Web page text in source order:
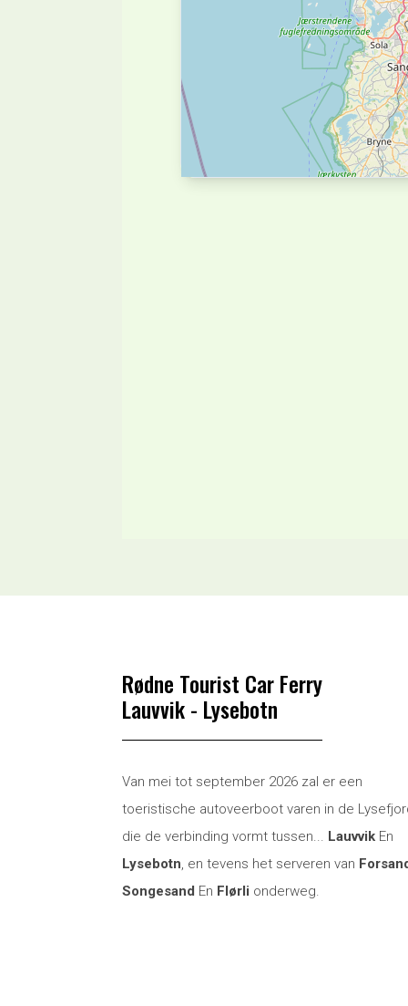
Rødne Tourist Car Ferry
Lauvvik - Lysebotn
Van mei tot september 2026 zal er een
toeristische autoveerboot varen in de
die de verbinding vormt tussen... Lauvvik En
Lysebotn, en tevens het serveren van
Songesand En Flørli onderweg.